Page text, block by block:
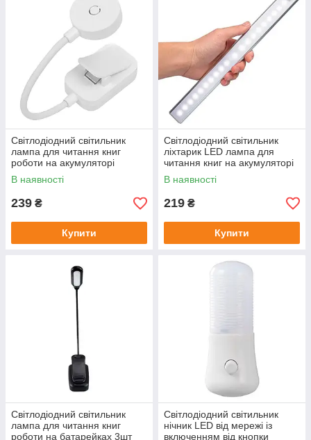
Світлодіодний світильник
лампа для читання книг
роботи на акумуляторі
ліхтарик для читання книг на
прищіпці BookClip
В наявності
239 ₴
Купити
Світлодіодний світильник
ліхтарик LED лампа для
читання книг на акумуляторі
800 mAh з датчиком руху 30
см
В наявності
219 ₴
Купити
Світлодіодний світильник
лампа для читання книг
роботи на батарейках 3шт
Світлодіодний світильник
нічник LED від мережі із
включенням від кнопки